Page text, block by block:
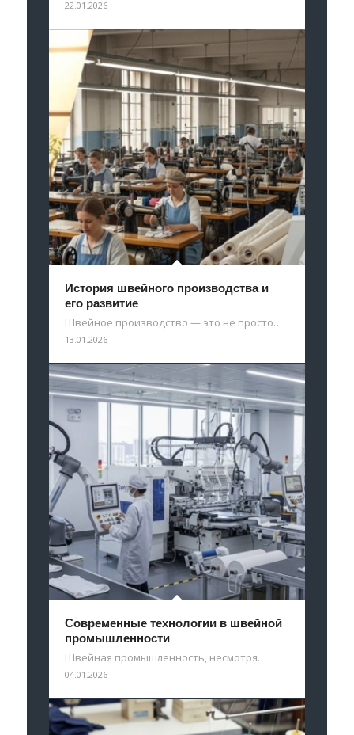
22.01.2026
История швейного производства и
его развитие
Швейное производство — это не просто…
13.01.2026
Современные технологии в швейной
промышленности
Швейная промышленность, несмотря…
04.01.2026